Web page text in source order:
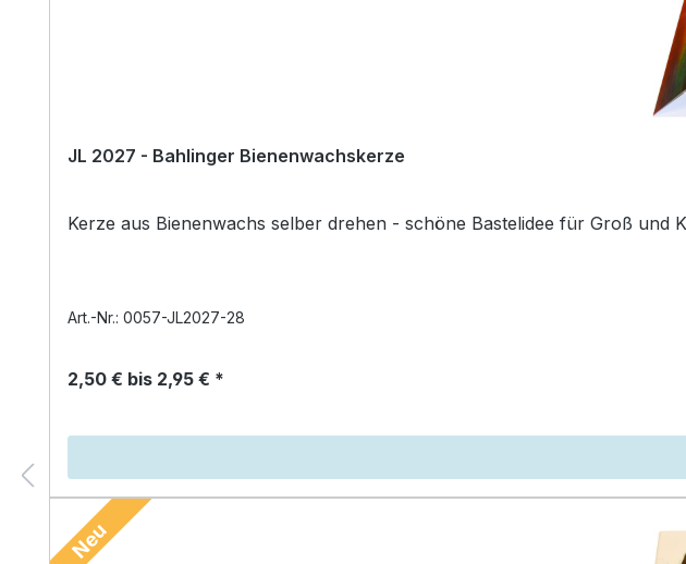
JL 2027 - Bahlinger Bienenwachskerze
Art.-Nr.: 0057-JL2027-28
2,50 € bis 2,95 € *
Neu